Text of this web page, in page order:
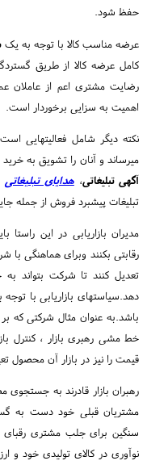
حفظ شود.
عرضه مناسب کالا با توجه به یک
کامل عرضه کالا از طریق
رضایت مشتری اعم از عاملان
اهمیت به سزایی برخوردار است.
نکته دیگر شامل فعالیتهایی
میرساند و آنان را تشویق به خرید
آگهی تبلیغاتی،هدایای تبلیغاتی
تبلیغات پیشبرد فروش از جمله
مدیران بازاریابی در این
رقابتی بکنند وبرای هماهنگی
تعدیل کنند تا شرکت بتواند
دهد.سیاستهای بازاریابی با
باشد.به عنوان مثال شرکتی که
خط مشی رهبری بازار ، کنترل
قیمت را نیز در بازار آن محصول
رهبران بازار قادرند به جستجوی
مشتریان قبلی خود دست به
سنگین برای جلب مشتری رقبای
نوآوری در کالای تولیدی خود و